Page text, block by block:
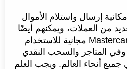
إرسال واستلام الأموال
من العملات، ويمكنهم أيضًا
الحصول على بطاقة Mastercard مجانية للاستخدام
وفي المتاجر والسحب النقدي
أنحاء العالم. ويجب العلم